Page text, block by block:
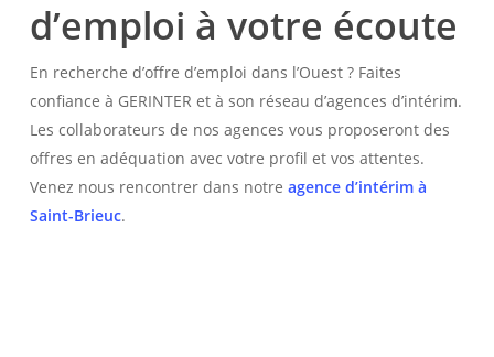
d’emploi à votre écoute
En recherche d’offre d’emploi dans l’Ouest ? Faites
confiance à GERINTER et à son réseau d’agences d’intérim.
Les collaborateurs de nos agences vous proposeront des
offres en adéquation avec votre profil et vos attentes.
Venez nous rencontrer dans notre agence d’intérim à
Saint-Brieuc.